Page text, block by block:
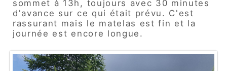
sommet à 13h, toujours avec 30 minutes
d'avance sur ce qui était prévu. C'est
rassurant mais le matelas est fin et la
journée est encore longue.